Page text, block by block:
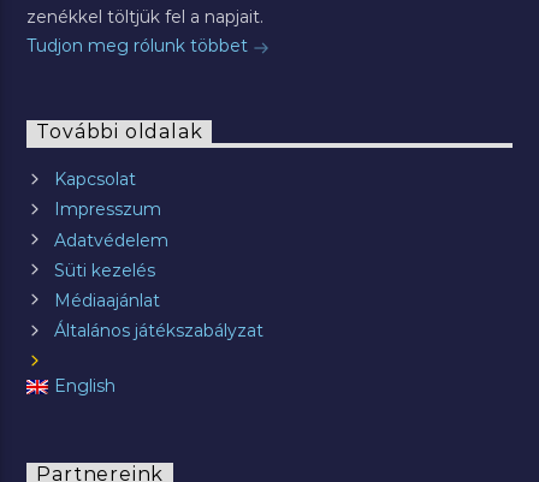
zenékkel töltjük fel a napjait.
Tudjon meg rólunk többet
További oldalak
Kapcsolat
Impresszum
Adatvédelem
Süti kezelés
Médiaajánlat
Általános játékszabályzat
English
Partnereink